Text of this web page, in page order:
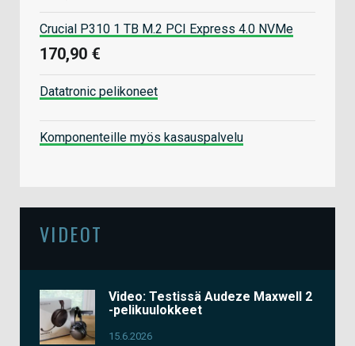
Crucial P310 1 TB M.2 PCI Express 4.0 NVMe
170,90 €
Datatronic pelikoneet
Komponenteille myös kasauspalvelu
VIDEOT
Video: Testissä Audeze Maxwell 2
-pelikuulokkeet
15.6.2026